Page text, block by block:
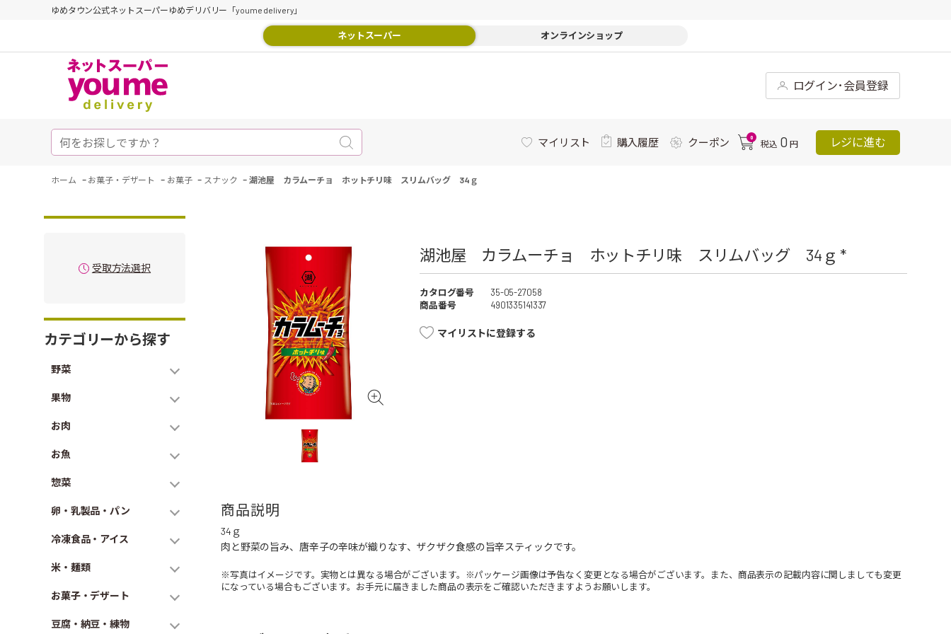
ゆめタウン公式ネットスーパーゆめデリバリー「youme delivery」
ネットスーパー オンラインショップ
ログイン･会員登録
マイリスト 購入履歴 クーポン 0
税込 0 円 レジに進む
ホーム - お菓子・デザート - お菓子 - スナック -湖池屋 カラムーチョ ホットチリ味 スリムバッグ 34ｇ
受取方法選択
カテゴリーから探す
野菜
果物
お肉
お魚
惣菜
卵・乳製品・パン
冷凍食品・アイス
米・麺類
お菓子・デザート
豆腐・納豆・練物
湖池屋 カラムーチョ ホットチリ味 スリムバッグ 34ｇ *
カタログ番号
35-05-27058
商品番号
4901335141337
マイリストに登録する
商品説明
34ｇ
肉と野菜の旨み、唐辛子の辛味が織りなす、ザクザク食感の旨辛スティックです。
※写真はイメージです。実物とは異なる場合がございます。※パッケージ画像は予告なく変更となる場合がございます。また、商品表示の記載内容に関しましても変更
になっている場合もございます。お手元に届きました商品の表示をご確認いただきますようお願いします。